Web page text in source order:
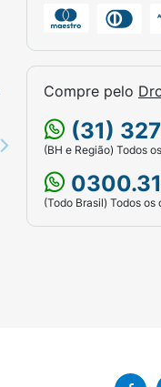
Compre pelo
(31)
(BH e Região) Todos
(Todo Brasil) Todos